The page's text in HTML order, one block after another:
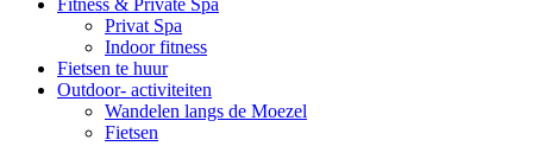
Privat Spa
Indoor fitness
Fietsen te huur
Outdoor- activiteiten
Wandelen langs de Moezel
Fietsen